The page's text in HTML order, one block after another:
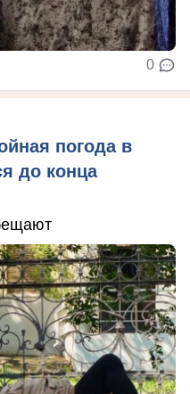
0
погода в
до конца